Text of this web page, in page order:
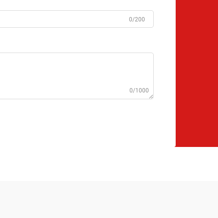
0/200
0/1000